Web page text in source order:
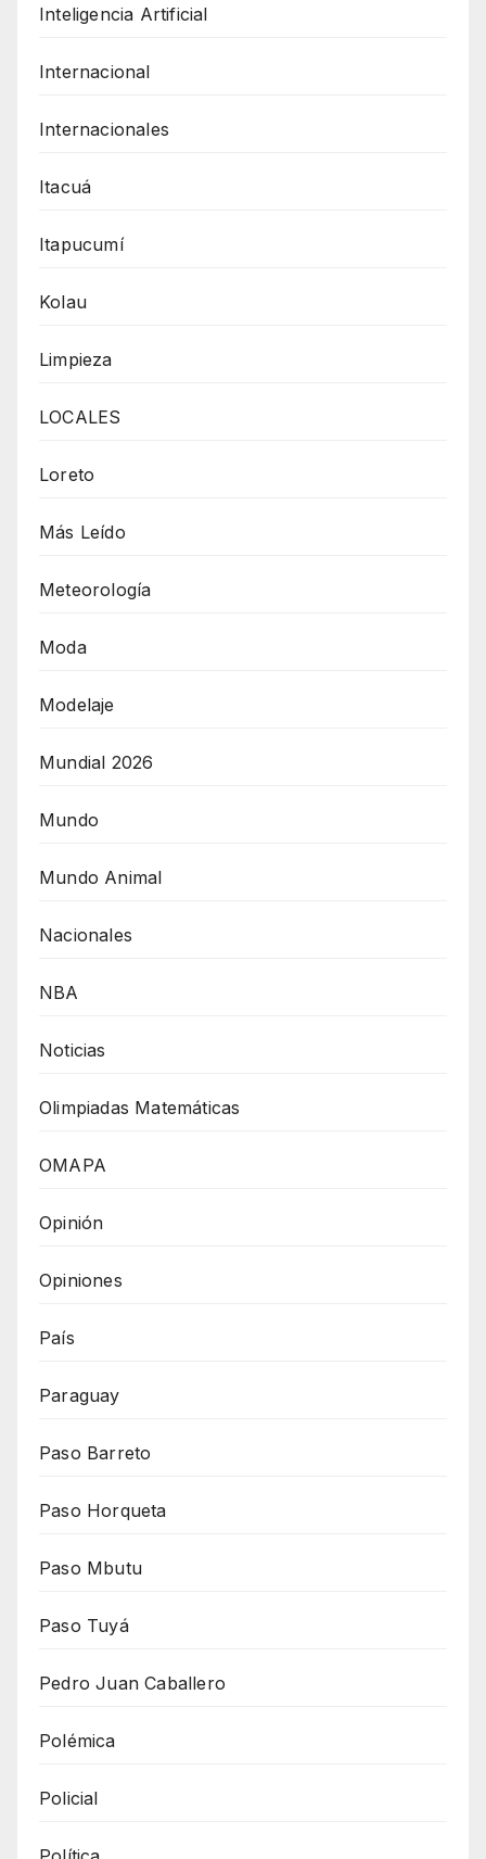
Inteligencia Artificial
Internacional
Internacionales
Itacuá
Itapucumí
Kolau
Limpieza
LOCALES
Loreto
Más Leído
Meteorología
Moda
Modelaje
Mundial 2026
Mundo
Mundo Animal
Nacionales
NBA
Noticias
Olimpiadas Matemáticas
OMAPA
Opinión
Opiniones
País
Paraguay
Paso Barreto
Paso Horqueta
Paso Mbutu
Paso Tuyá
Pedro Juan Caballero
Polémica
Policial